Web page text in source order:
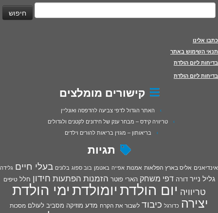
חיפוש:
כתבו אלינו
תנאי השימוש באתר
בדיחות ליום הולדת
בדיחות ליום הולדת
קישורים מומלצים
האתר הגדול לדפי צביעה להדפסה ואונליין
טריוויה קידס – מבחר ענק של חידונים לקטנים ולגדולים
בריאותון – מגזין בריאות להורים וילדים
תגיות
אינדיאנים אליס בארץ הפלאות אמנות אפייה באטמן בוב ספוג בלונים בעלי חיים גלידה
גליל נייר דורה דפי משחק הארי פוטר הזמנות הפתעות חידון חלל טיפים
טריוויה יום הולדתיומולדתימי הולדת
יצירה כדורגל כיבוד לשבור את הקרח מדע מוזיקה מסביב לעולם מסכות